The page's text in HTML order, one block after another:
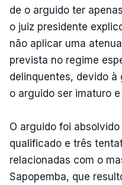
de o arguido ter
o juiz presidente
não aplicar uma
prevista no regime
delinquentes, devido
o arguido ser imaturo
O arguido foi
qualificado e três
relacionadas com o
Sapopemba, que